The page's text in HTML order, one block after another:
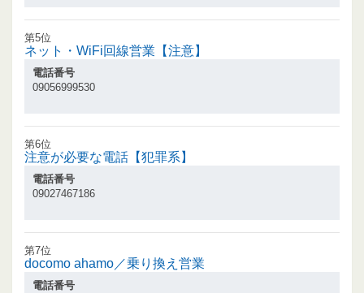
第5位
ネット・WiFi回線営業【注意】
電話番号
09056999530
第6位
注意が必要な電話【犯罪系】
電話番号
09027467186
第7位
docomo ahamo／乗り換え営業
電話番号